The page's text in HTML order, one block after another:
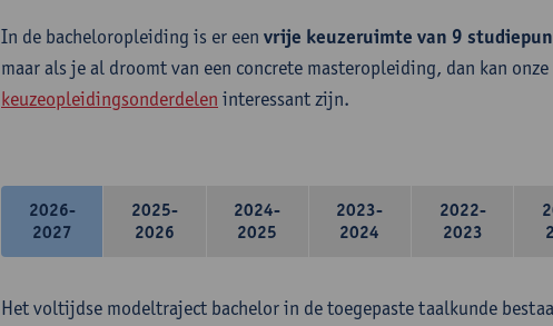
In de bacheloropleiding is er een vrije keuzeruimte van 9
maar als je al droomt van een concrete masteropleiding, dan kan onze
keuzeopleidingsonderdelen interessant zijn.
2026-
2027
2025-
2026
2024-
2025
2023-
2024
2022-
2023
Het voltijdse modeltraject bachelor in de toegepaste taalkunde